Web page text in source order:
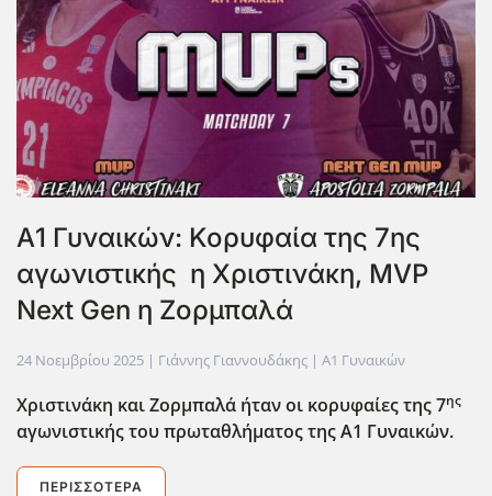
Α1 Γυναικών: Κορυφαία της 7ης
αγωνιστικής η Χριστινάκη, MVP
Next Gen η Ζορμπαλά
24 Νοεμβρίου 2025 | Γιάννης Γιαννουδάκης | Α1 Γυναικών
Χριστινάκη και Ζορμπαλά ήταν οι κορυφαίες της 7ης
αγωνιστικής του πρωταθλήματος της Α1 Γυναικών.
ΠΕΡΙΣΣΌΤΕΡΑ